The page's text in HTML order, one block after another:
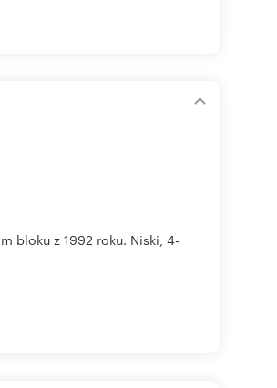
bloku z 1992 roku. Niski, 4-